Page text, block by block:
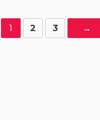
1 2 3 →